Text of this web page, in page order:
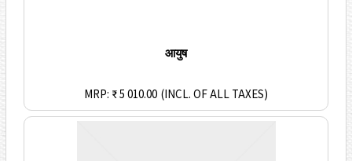
आयुष
MRP: ₹ 5 010.00 (INCL. OF ALL TAXES)